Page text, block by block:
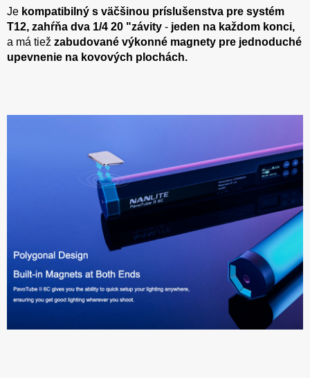
Je kompatibilný s väčšinou príslušenstva pre systém
T12, zahŕňa dva 1/4 20 "závity - jeden na každom konci,
a má tiež zabudované výkonné magnety pre jednoduché
upevnenie na kovových plochách.